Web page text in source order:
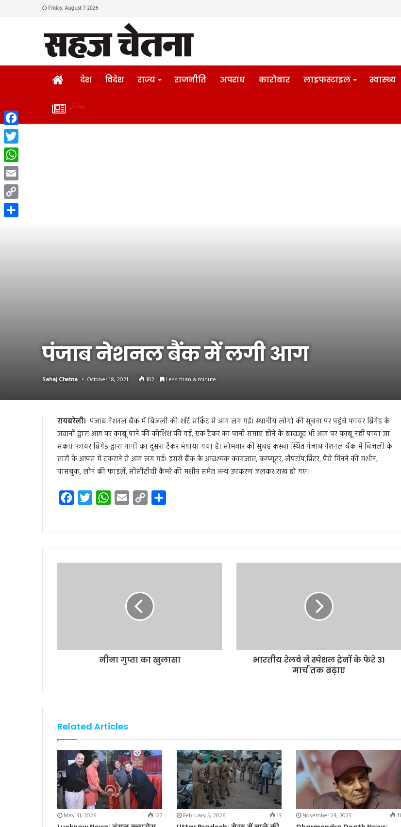
Friday, August 7 2026
HOMEदेश विदेश राज्य राजनीति अपराध कारोबार लाइफस्टाइल स्वास्थ्य
ई-
ई-पेपर
पंजाब नेशनल बैंक में लगी आग
Sahaj Chetna October 18, 2021 102 Less than a minute
रायबरेली। पंजाब नेशनल बैंक में बिजली की शॉर्ट सर्किट से आग लग गई। स्थानीय लोगों की सूचना पर पहुंचे फायर ब्रिगेड के
जवानों द्वारा आग पर काबू पाने की कोशिश की गई, एक टैंकर का पानी समाप्त होने के बावजूद भी आग पर काबू नहीं पाया जा
सका। फायर ब्रिगेड द्वारा पानी का दूसरा टैंकर मंगाया गया है। सोमवार की सुबह कस्बा स्थित पंजाब नेशनल बैंक में बिजली के
तारों के आपस में टकराने से आग लग गई। इससे बैंक के आवश्यक कागजात, कम्प्यूटर, लैपटॉप,प्रिंटर, पैसे गिनने की मशीन,
पासबुक, लोन की फाइलें, सीसीटीवी कैमरे की मशीन समेत अन्य उपकरण जलकर राख हो गए।
W
k
नीना गुप्ता का खुलासा
भारतीय रेलवे ने स्पेशल ट्रेनों के फेरे 31
मार्च तक बढ़ाए
Related Articles
May 31, 2026
127
February 5, 2026
13
November 24, 2025
11
Facebook
Twitter
WhatsApp
Email
Copy
Link